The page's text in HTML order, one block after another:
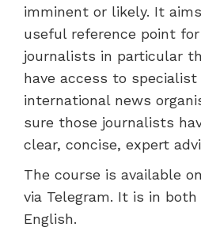
imminent or likely. It
useful reference point for
journalists in particular
have access to
international news
sure those journalists
clear, concise, expert
The course is available
via Telegram. It is in both
English.